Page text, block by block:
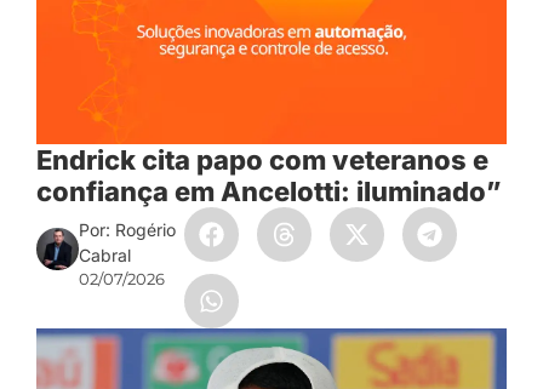
Endrick cita papo com veteranos e
confiança em Ancelotti: iluminado”
Por: Rogério
Cabral
02/07/2026